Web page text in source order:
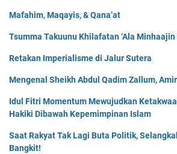
Mafahim, Maqayis, & Qana’at
Tsumma Takuunu Khilafatan ‘Ala
Retakan Imperialisme di Jalur Sutera
Mengenal Sheikh Abdul Qadim Zallum,
Idul Fitri Momentum Mewujudkan
Hakiki Dibawah Kepemimpinan Islam
Saat Rakyat Tak Lagi Buta Politik,
Bangkit!